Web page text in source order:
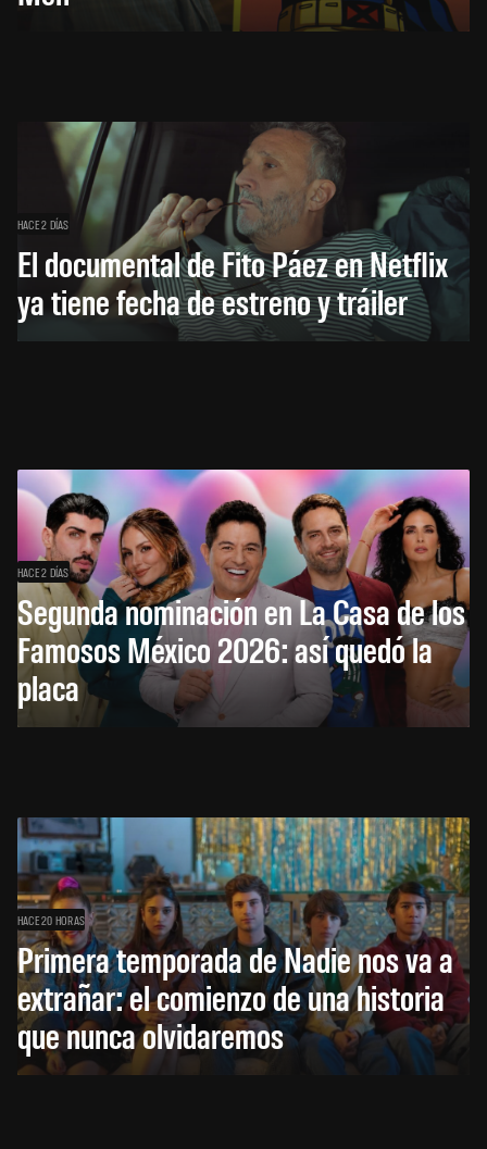
HACE 2 DÍAS
El documental de Fito Páez en Netflix
ya tiene fecha de estreno y tráiler
HACE 2 DÍAS
Segunda nominación en La Casa de los
Famosos México 2026: así quedó la
placa
HACE 20 HORAS
Primera temporada de Nadie nos va a
extrañar: el comienzo de una historia
que nunca olvidaremos